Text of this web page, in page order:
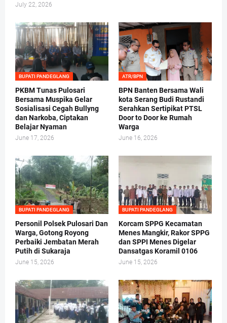
July 22, 2026
BUPATI PANDEGLANG
PKBM Tunas Pulosari
Bersama Muspika Gelar
Sosialisasi Cegah Bullyng
dan Narkoba, Ciptakan
Belajar Nyaman
June 17, 2026
ATR/BPN
BPN Banten Bersama Wali
kota Serang Budi Rustandi
Serahkan Sertipikat PTSL
Door to Door ke Rumah
Warga
June 16, 2026
BUPATI PANDEGLANG
Personil Polsek Pulosari Dan
Warga, Gotong Royong
Perbaiki Jembatan Merah
Putih di Sukaraja
June 15, 2026
BUPATI PANDEGLANG
Korcam SPPG Kecamatan
Menes Mangkir, Rakor SPPG
dan SPPI Menes Digelar
Dansatgas Koramil 0106
June 15, 2026